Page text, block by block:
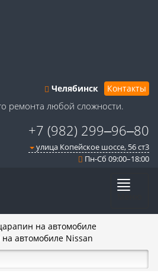
Челябинск Контакты
ремонта любой сложности.
+7 (982) 299‒96‒80
улица Копейское шоссе, 56 ст3​
Пн-Сб 09:00–18:00
на автомобиле
автомобиле Nissan